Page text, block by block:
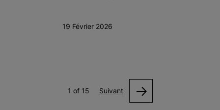
19 Février 2026
1 of 15 Suivant